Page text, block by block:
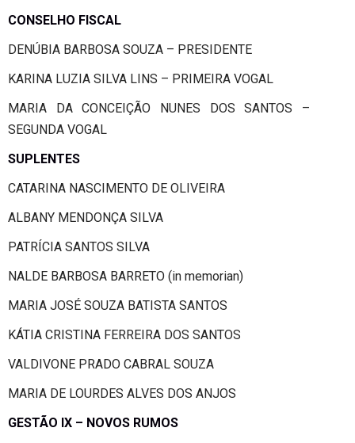
CONSELHO FISCAL
DENÚBIA BARBOSA SOUZA – PRESIDENTE
KARINA LUZIA SILVA LINS – PRIMEIRA VOGAL
MARIA DA CONCEIÇÃO NUNES DOS SANTOS –
SEGUNDA VOGAL
SUPLENTES
CATARINA NASCIMENTO DE OLIVEIRA
ALBANY MENDONÇA SILVA
PATRÍCIA SANTOS SILVA
NALDE BARBOSA BARRETO (in memorian)
MARIA JOSÉ SOUZA BATISTA SANTOS
KÁTIA CRISTINA FERREIRA DOS SANTOS
VALDIVONE PRADO CABRAL SOUZA
MARIA DE LOURDES ALVES DOS ANJOS
GESTÃO IX – NOVOS RUMOS